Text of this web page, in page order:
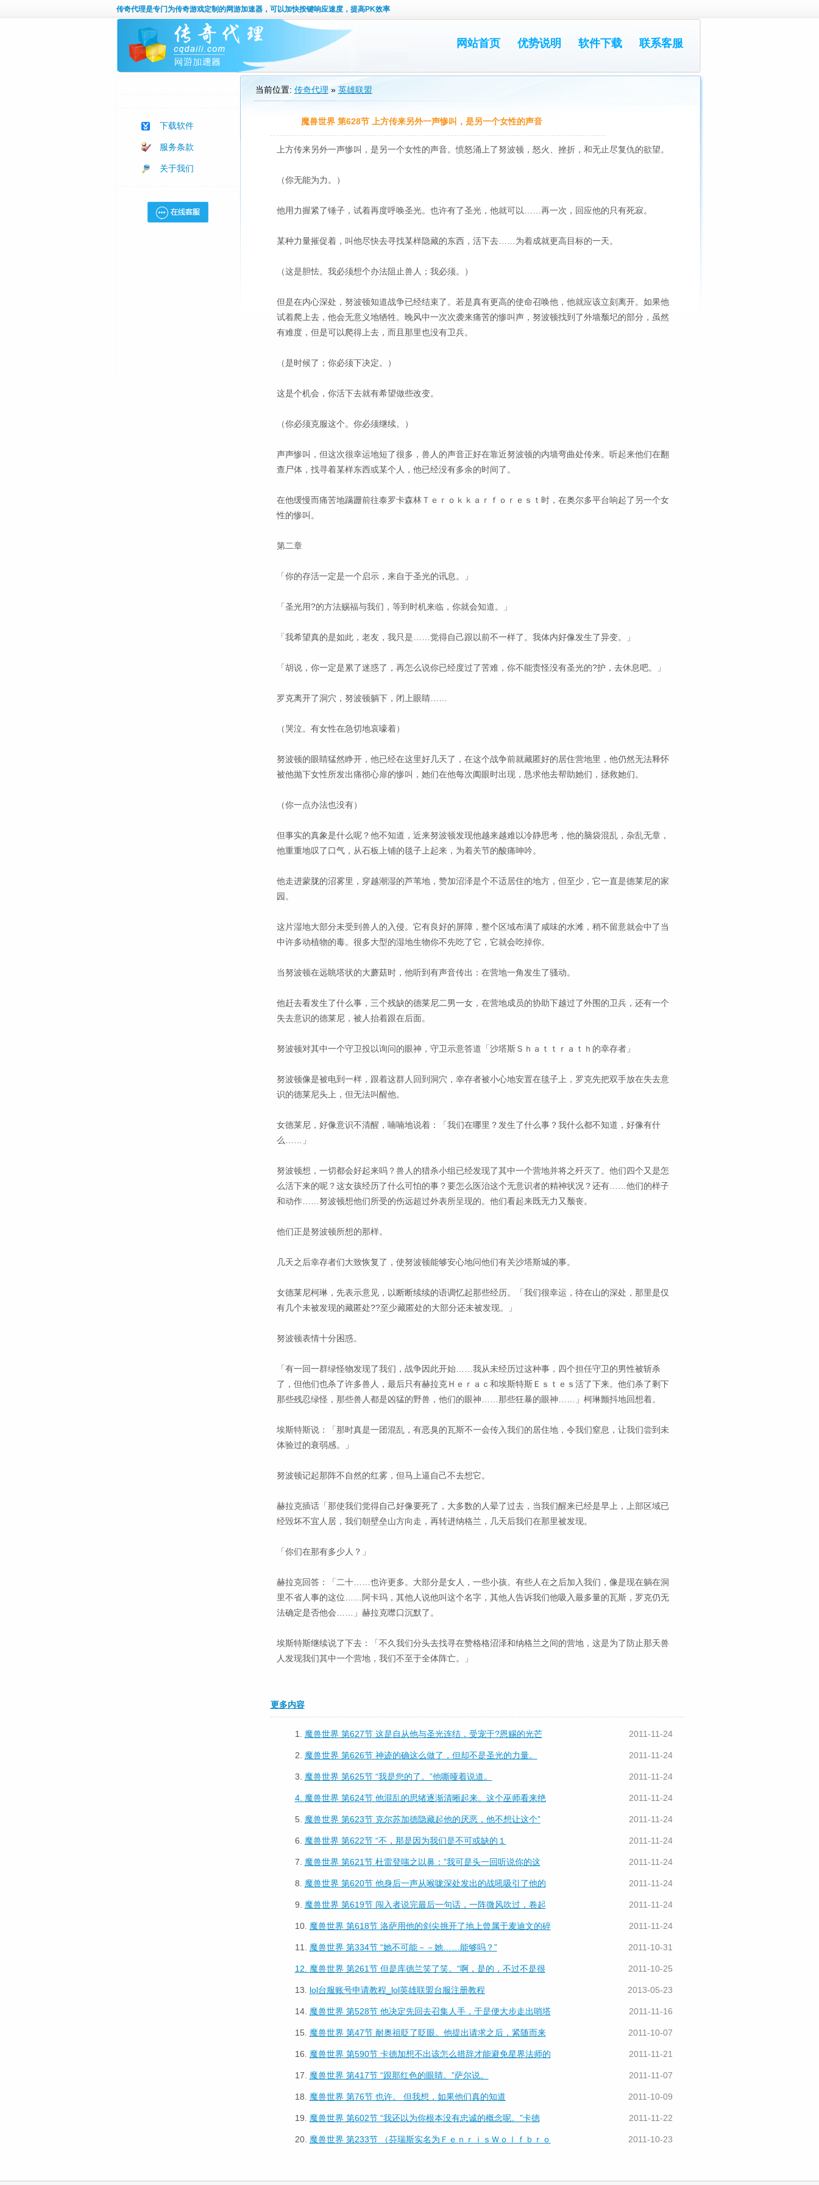
传奇代理是专门为传奇游戏定制的网游加速器，可以加快按键响应速度，提高PK效率
网站首页 优势说明 软件下载 联系客服
下载软件
服务条款
关于我们
当前位置: 传奇代理 » 英雄联盟
魔兽世界 第628节 上方传来另外一声惨叫，是另一个女性的声音
上方传来另外一声惨叫，是另一个女性的声音。愤怒涌上了努波顿，怒火、挫折，和无止尽复仇的欲望。
（你无能为力。）
他用力握紧了锤子，试着再度呼唤圣光。也许有了圣光，他就可以……再一次，回应他的只有死寂。
某种力量摧促着，叫他尽快去寻找某样隐藏的东西，活下去……为着成就更高目标的一天。
（这是胆怯。我必须想个办法阻止兽人；我必须。）
但是在内心深处，努波顿知道战争已经结束了。若是真有更高的使命召唤他，他就应该立刻离开。如果他
试着爬上去，他会无意义地牺牲。晚风中一次次袭来痛苦的惨叫声，努波顿找到了外墙颓圮的部分，虽然
有难度，但是可以爬得上去，而且那里也没有卫兵。
（是时候了；你必须下决定。）
这是个机会，你活下去就有希望做些改变。
（你必须克服这个。你必须继续。）
声声惨叫，但这次很幸运地短了很多，兽人的声音正好在靠近努波顿的内墙弯曲处传来。听起来他们在翻
查尸体，找寻着某样东西或某个人，他已经没有多余的时间了。
在他缓慢而痛苦地蹒跚前往泰罗卡森林Ｔｅｒｏｋｋａｒｆｏｒｅｓｔ时，在奥尔多平台响起了另一个女
性的惨叫。
第二章
「你的存活一定是一个启示，来自于圣光的讯息。」
「圣光用?的方法赐福与我们，等到时机来临，你就会知道。」
「我希望真的是如此，老友，我只是……觉得自己跟以前不一样了。我体内好像发生了异变。」
「胡说，你一定是累了迷惑了，再怎么说你已经度过了苦难，你不能责怪没有圣光的?护，去休息吧。」
罗克离开了洞穴，努波顿躺下，闭上眼睛……
（哭泣。有女性在急切地哀嚎着）
努波顿的眼睛猛然睁开，他已经在这里好几天了，在这个战争前就藏匿好的居住营地里，他仍然无法释怀
被他抛下女性所发出痛彻心扉的惨叫，她们在他每次阖眼时出现，恳求他去帮助她们，拯救她们。
（你一点办法也没有）
但事实的真象是什么呢？他不知道，近来努波顿发现他越来越难以冷静思考，他的脑袋混乱，杂乱无章，
他重重地叹了口气，从石板上铺的毯子上起来，为着关节的酸痛呻吟。
他走进蒙胧的沼雾里，穿越潮湿的芦苇地，赞加沼泽是个不适居住的地方，但至少，它一直是德莱尼的家
园。
这片湿地大部分未受到兽人的入侵。它有良好的屏障，整个区域布满了咸味的水滩，稍不留意就会中了当
中许多动植物的毒。很多大型的湿地生物你不先吃了它，它就会吃掉你。
当努波顿在远眺塔状的大蘑菇时，他听到有声音传出：在营地一角发生了骚动。
他赶去看发生了什么事，三个残缺的德莱尼二男一女，在营地成员的协助下越过了外围的卫兵，还有一个
失去意识的德莱尼，被人抬着跟在后面。
努波顿对其中一个守卫投以询问的眼神，守卫示意答道「沙塔斯Ｓｈａｔｔｒａｔｈ的幸存者」
努波顿像是被电到一样，跟着这群人回到洞穴，幸存者被小心地安置在毯子上，罗克先把双手放在失去意
识的德莱尼头上，但无法叫醒他。
女德莱尼，好像意识不清醒，喃喃地说着：「我们在哪里？发生了什么事？我什么都不知道，好像有什
么……」
努波顿想，一切都会好起来吗？兽人的猎杀小组已经发现了其中一个营地并将之歼灭了。他们四个又是怎
么活下来的呢？这女孩经历了什么可怕的事？要怎么医治这个无意识者的精神状况？还有……他们的样子
和动作……努波顿想他们所受的伤远超过外表所呈现的。他们看起来既无力又颓丧。
他们正是努波顿所想的那样。
几天之后幸存者们大致恢复了，使努波顿能够安心地问他们有关沙塔斯城的事。
女德莱尼柯琳，先表示意见，以断断续续的语调忆起那些经历。「我们很幸运，待在山的深处，那里是仅
有几个未被发现的藏匿处??至少藏匿处的大部分还未被发现。」
努波顿表情十分困惑。
「有一回一群绿怪物发现了我们，战争因此开始……我从未经历过这种事，四个担任守卫的男性被斩杀
了，但他们也杀了许多兽人，最后只有赫拉克Ｈｅｒａｃ和埃斯特斯Ｅｓｔｅｓ活了下来。他们杀了剩下
那些残忍绿怪，那些兽人都是凶猛的野兽，他们的眼神……那些狂暴的眼神……」柯琳颤抖地回想着。
埃斯特斯说：「那时真是一团混乱，有恶臭的瓦斯不一会传入我们的居住地，令我们窒息，让我们尝到未
体验过的衰弱感。」
努波顿记起那阵不自然的红雾，但马上逼自己不去想它。
赫拉克插话「那使我们觉得自己好像要死了，大多数的人晕了过去，当我们醒来已经是早上，上部区域已
经毁坏不宜人居，我们朝壁垒山方向走，再转进纳格兰，几天后我们在那里被发现。
「你们在那有多少人？」
赫拉克回答：「二十……也许更多。大部分是女人，一些小孩。有些人在之后加入我们，像是现在躺在洞
里不省人事的这位……阿卡玛，其他人说他叫这个名字，其他人告诉我们他吸入最多量的瓦斯，罗克仍无
法确定是否他会……」赫拉克噤口沉默了。
埃斯特斯继续说了下去：「不久我们分头去找寻在赞格格沼泽和纳格兰之间的营地，这是为了防止那天兽
人发现我们其中一个营地，我们不至于全体阵亡。」
更多内容
1. 魔兽世界 第627节 这是自从他与圣光连结，受宠于?恩赐的光芒 2011-11-24
2. 魔兽世界 第626节 神迹的确这么做了，但却不是圣光的力量。 2011-11-24
3. 魔兽世界 第625节 “我是您的了。”他嘶哑着说道。 2011-11-24
4. 魔兽世界 第624节 他混乱的思绪逐渐清晰起来。这个巫师看来绝 2011-11-24
5. 魔兽世界 第623节 克尔苏加德隐藏起他的厌恶，他不想让这个” 2011-11-24
6. 魔兽世界 第622节 “不，那是因为我们是不可或缺的１ 2011-11-24
7. 魔兽世界 第621节 杜雷登嗤之以鼻：”我可是头一回听说你的这 2011-11-24
8. 魔兽世界 第620节 他身后一声从喉咙深处发出的战吼吸引了他的 2011-11-24
9. 魔兽世界 第619节 闯入者说完最后一句话，一阵微风吹过，卷起 2011-11-24
10. 魔兽世界 第618节 洛萨用他的剑尖挑开了地上曾属于麦迪文的碎 2011-11-24
11. 魔兽世界 第334节 “她不可能－－她……能够吗？” 2011-10-31
12. 魔兽世界 第261节 但是库德兰笑了笑。“啊，是的，不过不是很 2011-10-25
13. lol台服账号申请教程_lol英雄联盟台服注册教程 2013-05-23
14. 魔兽世界 第528节 他决定先回去召集人手，于是便大步走出哨塔 2011-11-16
15. 魔兽世界 第47节 耐奥祖眨了眨眼。他提出请求之后，紧随而来 2011-10-07
16. 魔兽世界 第590节 卡德加想不出该怎么措辞才能避免星界法师的 2011-11-21
17. 魔兽世界 第417节 “跟那红色的眼睛。”萨尔说。 2011-11-07
18. 魔兽世界 第76节 也许。 但我想，如果他们真的知道 2011-10-09
19. 魔兽世界 第602节 “我还以为你根本没有忠诚的概念呢。”卡德 2011-11-22
20. 魔兽世界 第233节 （芬瑞斯实名为ＦｅｎｒｉｓＷｏｌｆｂｒｏ 2011-10-23